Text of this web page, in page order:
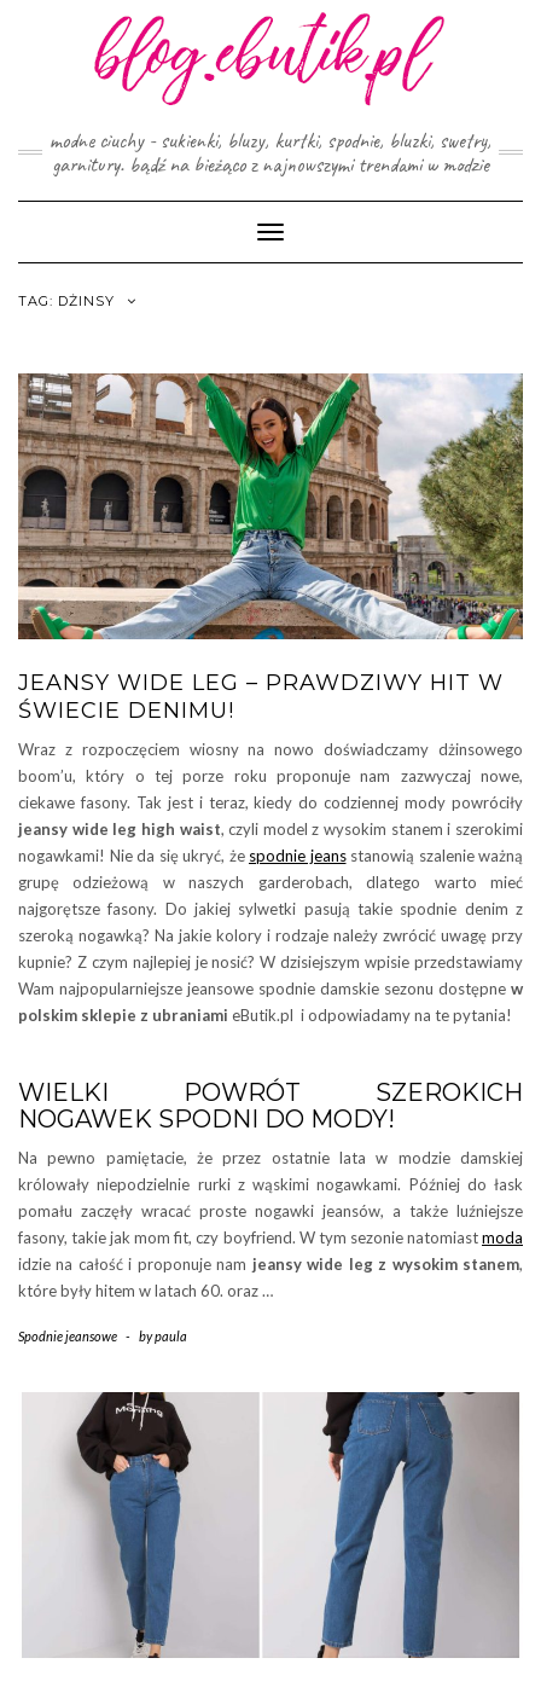
modne ciuchy - sukienki, bluzy, kurtki, spodnie, bluzki, swetry,
garnitury. bądź na bieżąco z najnowszymi trendami w modzie
Toggle
Navigation
TAG: DŻINSY
JEANSY WIDE LEG – PRAWDZIWY HIT W
ŚWIECIE DENIMU!
Wraz z rozpoczęciem wiosny na nowo doświadczamy dżinsowego
boom’u, który o tej porze roku proponuje nam zazwyczaj nowe,
ciekawe fasony. Tak jest i teraz, kiedy do codziennej mody powróciły
jeansy wide leg high waist, czyli model z wysokim stanem i szerokimi
nogawkami! Nie da się ukryć, że spodnie jeansstanowią szalenie ważną
grupę odzieżową w naszych garderobach, dlatego warto mieć
najgorętsze fasony. Do jakiej sylwetki pasują takie spodnie denim z
szeroką nogawką? Na jakie kolory i rodzaje należy zwrócić uwagę przy
kupnie? Z czym najlepiej je nosić? W dzisiejszym wpisie przedstawiamy
Wam najpopularniejsze jeansowe spodnie damskie sezonu dostępne w
polskim sklepie z ubraniami eButik.pl i odpowiadamy na te pytania!
WIELKI POWRÓT SZEROKICH
NOGAWEK SPODNI DO MODY!
Na pewno pamiętacie, że przez ostatnie lata w modzie damskiej
królowały niepodzielnie rurki z wąskimi nogawkami. Później do łask
pomału zaczęły wracać proste nogawki jeansów, a także luźniejsze
fasony, takie jak mom fit, czy boyfriend. W tym sezonie natomiastmoda
idzie na całość i proponuje nam jeansy wide leg z wysokim stanem,
które były hitem w latach 60. oraz …
Spodnie jeansowe - bypaula